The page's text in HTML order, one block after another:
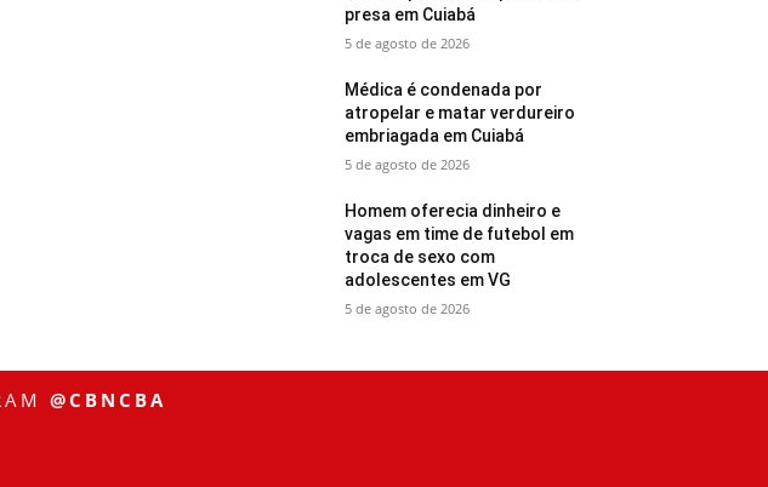
presa em Cuiabá
5 de agosto de 2026
Médica é condenada por
atropelar e matar verdureiro
embriagada em Cuiabá
5 de agosto de 2026
Homem oferecia dinheiro e
vagas em time de futebol em
troca de sexo com
adolescentes em VG
5 de agosto de 2026
@CBNCBA